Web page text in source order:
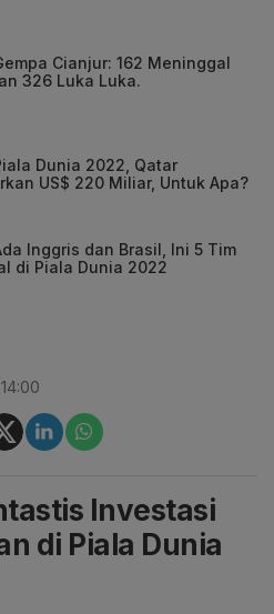
Cianjur: 162 Meninggal
326 Luka Luka.
Dunia 2022, Qatar
US$ 220 Miliar, Untuk Apa?
Inggris dan Brasil, Ini 5 Tim
di Piala Dunia 2022
Investasi
di Piala Dunia